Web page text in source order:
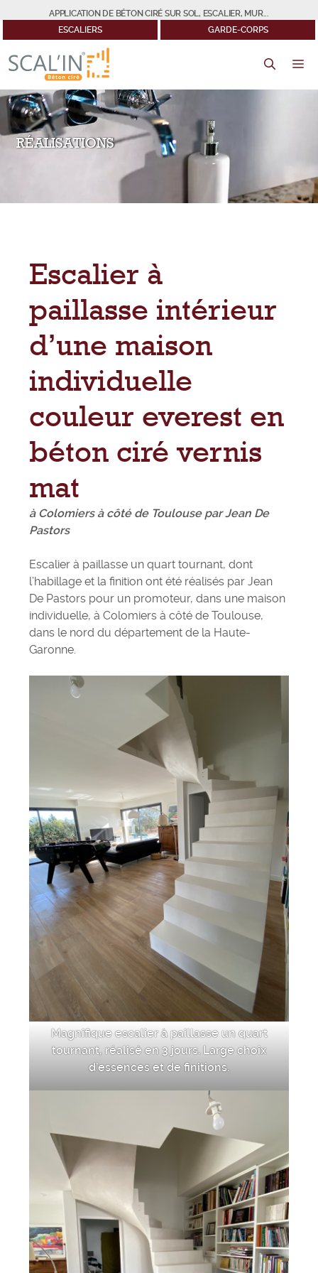
au
contenu
APPLICATION DE BÉTON CIRÉ SUR SOL, ESCALIER, MUR...
ESCALIERS
GARDE-CORPS
RÉALISATIONS
Escalier à
paillasse intérieur
d’une maison
individuelle
couleur everest en
béton ciré vernis
mat
à Colomiers à côté de Toulouse par Jean De
Pastors
Escalier à paillasse un quart tournant, dont
l’habillage et la finition ont été réalisés par Jean
De Pastors pour un promoteur, dans une maison
individuelle, à Colomiers à côté de Toulouse,
dans le nord du département de la Haute-
Garonne.
Magnifique escalier à paillasse un quart
tournant, réalisé en 3 jours. Large choix
d’essences et de finitions.